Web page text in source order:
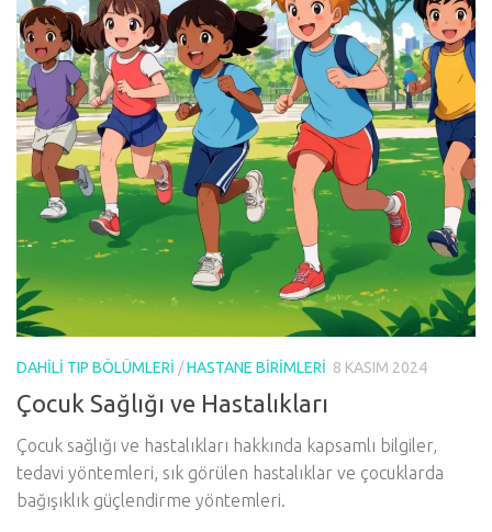
DAHILI TIP BÖLÜMLERI /HASTANE BIRIMLERI 8 KASIM 2024
Çocuk Sağlığı ve Hastalıkları
Çocuk sağlığı ve hastalıkları hakkında kapsamlı bilgiler,
tedavi yöntemleri, sık görülen hastalıklar ve çocuklarda
bağışıklık güçlendirme yöntemleri.